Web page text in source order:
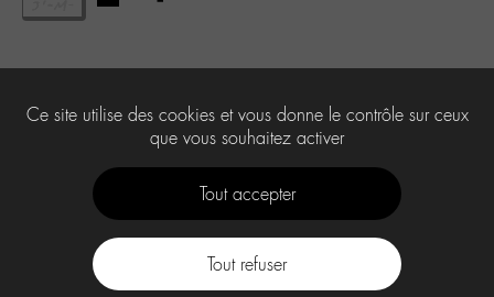
Ce site utilise des cookies et vous donne le contrôle sur ceux
que vous souhaitez activer
Tout accepter
Tout refuser